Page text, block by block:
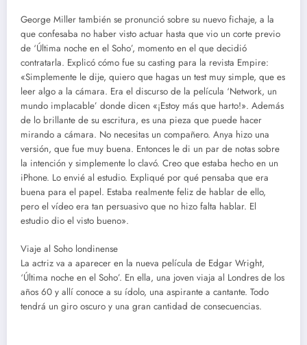
George Miller también se pronunció sobre su nuevo fichaje, a la
que confesaba no haber visto actuar hasta que vio un corte previo
de ‘Última noche en el Soho’, momento en el que decidió
contratarla. Explicó cómo fue su casting para la revista Empire:
«Simplemente le dije, quiero que hagas un test muy simple, que es
leer algo a la cámara. Era el discurso de la película ‘Network, un
mundo implacable’ donde dicen «¡Estoy más que harto!». Además
de lo brillante de su escritura, es una pieza que puede hacer
mirando a cámara. No necesitas un compañero. Anya hizo una
versión, que fue muy buena. Entonces le di un par de notas sobre
la intención y simplemente lo clavó. Creo que estaba hecho en un
iPhone. Lo envié al estudio. Expliqué por qué pensaba que era
buena para el papel. Estaba realmente feliz de hablar de ello,
pero el vídeo era tan persuasivo que no hizo falta hablar. El
estudio dio el visto bueno».
Viaje al Soho londinense
La actriz va a aparecer en la nueva película de Edgar Wright,
‘Última noche en el Soho’. En ella, una joven viaja al Londres de los
años 60 y allí conoce a su ídolo, una aspirante a cantante. Todo
tendrá un giro oscuro y una gran cantidad de consecuencias.